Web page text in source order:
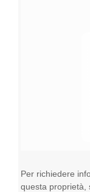
Per richiedere
questa proprietà,